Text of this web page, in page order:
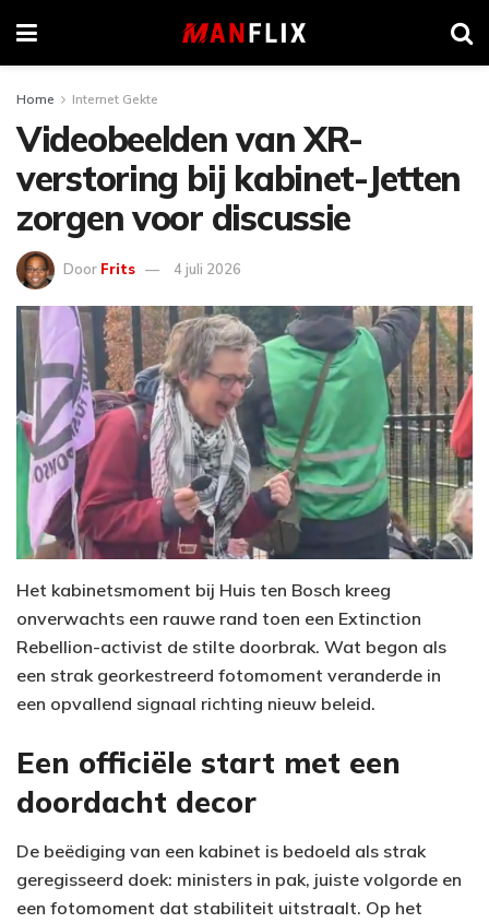
Home Internet Gekte
Videobeelden van XR-
verstoring bij kabinet-Jetten
zorgen voor discussie
Door Frits 4 juli 2026
Het kabinetsmoment bij Huis ten Bosch kreeg
onverwachts een rauwe rand toen een Extinction
Rebellion-activist de stilte doorbrak. Wat begon als
een strak georkestreerd fotomoment veranderde in
een opvallend signaal richting nieuw beleid.
Een officiële start met een
doordacht decor
De beëdiging van een kabinet is bedoeld als strak
geregisseerd doek: ministers in pak, juiste volgorde en
een fotomoment dat stabiliteit uitstraalt. Op het